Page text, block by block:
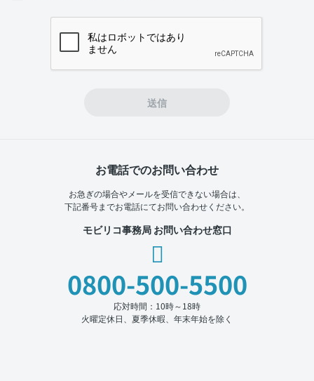
送信
お電話でのお問い合わせ
お急ぎの場合やメールを受信できない場合は、
下記番号までお電話にてお問い合わせください。
モビリコ事務局 お問い合わせ窓口
0800-500-5500
応対時間：10時～18時
火曜定休日、夏季休暇、年末年始を除く